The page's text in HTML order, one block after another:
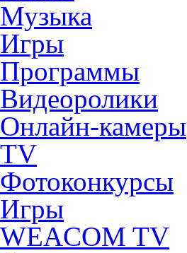
Музыка
Игры
Программы
Видеоролики
Онлайн-камеры
TV
Фотоконкурсы
Игры
WEACOM TV